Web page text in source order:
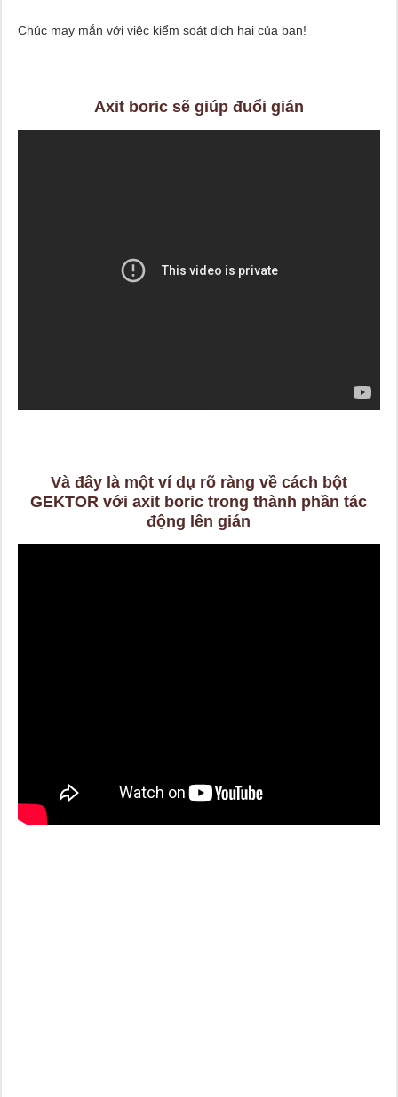
Chúc may mắn với việc kiểm soát dịch hại của bạn!
Axit boric sẽ giúp đuổi gián
Và đây là một ví dụ rõ ràng về cách bột
GEKTOR với axit boric trong thành phần tác
động lên gián